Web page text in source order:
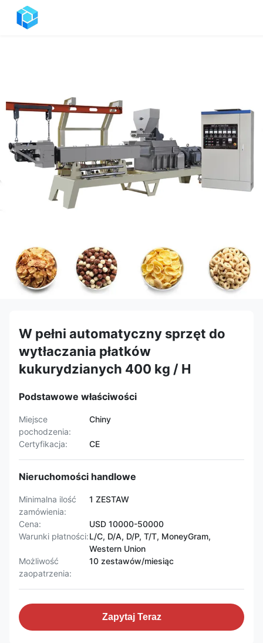
W pełni automatyczny sprzęt do
wytłaczania płatków
kukurydzianych 400 kg / H
Podstawowe właściwości
Miejsce
pochodzenia:
Chiny
Certyfikacja: CE
Nieruchomości handlowe
Minimalna ilość
zamówienia:
1 ZESTAW
Cena:
USD 10000-50000
Warunki płatności:L/C, D/A, D/P, T/T, MoneyGram,
Western Union
Możliwość
zaopatrzenia:
10 zestawów/miesiąc
Zapytaj Teraz